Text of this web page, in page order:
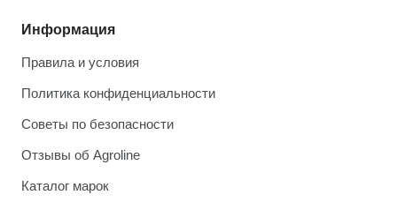
Информация
Правила и условия
Политика конфиденциальности
Советы по безопасности
Отзывы об Agroline
Каталог марок